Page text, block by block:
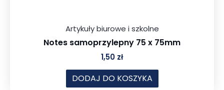
Artykuły biurowe i szkolne
Notes samoprzylepny 75 x 75mm
1,50 zł
DODAJ DO KOSZYKA